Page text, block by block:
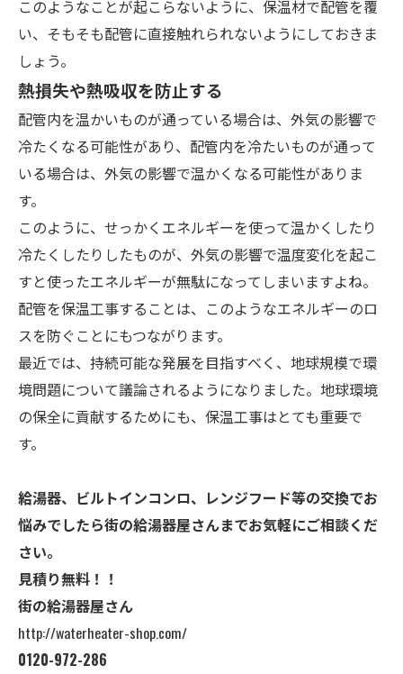
このようなことが起こらないように、保温材で配管を覆
い、そもそも配管に直接触れられないようにしておきま
しょう。
熱損失や熱吸収を防止する
配管内を温かいものが通っている場合は、外気の影響で
冷たくなる可能性があり、配管内を冷たいものが通って
いる場合は、外気の影響で温かくなる可能性がありま
す。
このように、せっかくエネルギーを使って温かくしたり
冷たくしたりしたものが、外気の影響で温度変化を起こ
すと使ったエネルギーが無駄になってしまいますよね。
配管を保温工事することは、このようなエネルギーのロ
スを防ぐことにもつながります。
最近では、持続可能な発展を目指すべく、地球規模で環
境問題について議論されるようになりました。地球環境
の保全に貢献するためにも、保温工事はとても重要で
す。
給湯器、ビルトインコンロ、レンジフード等の交換でお
悩みでしたら街の給湯器屋さんまでお気軽にご相談くだ
さい。
見積り無料！！
街の給湯器屋さん
http://waterheater-shop.com/
0120-972-286